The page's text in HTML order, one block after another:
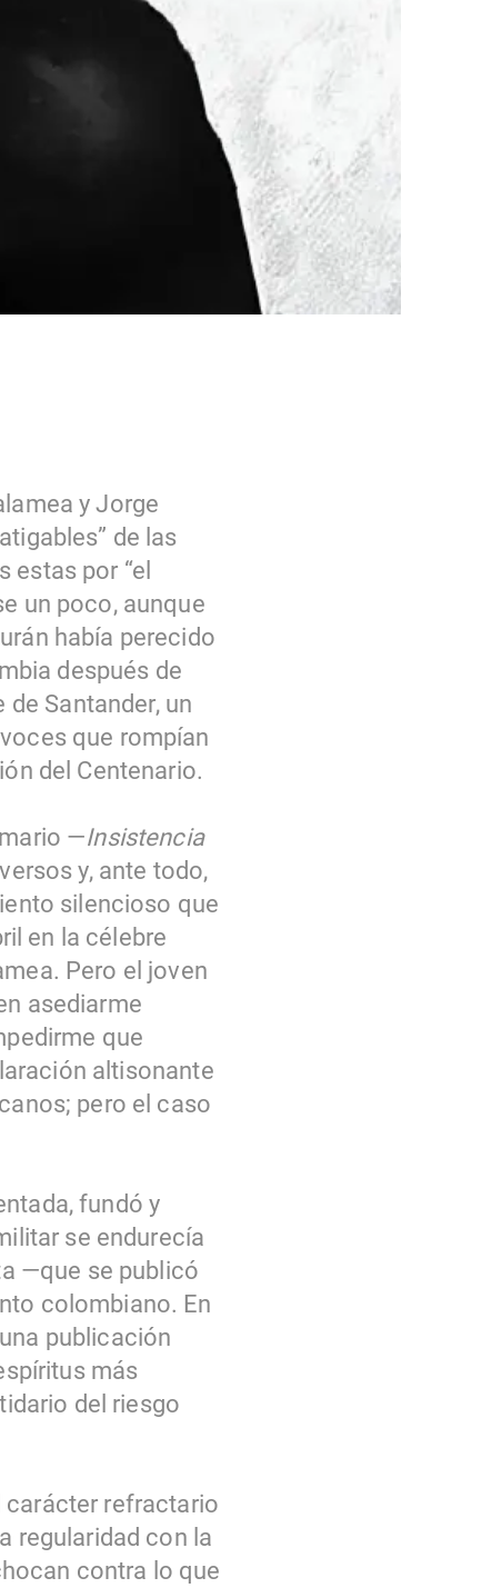
y Jorge
de las
por “el
un poco, aunque
había perecido
después de
Santander, un
que rompían
del Centenario.
—Insistencia
y, ante todo,
silencioso que
en la célebre
Pero el joven
asediarme
que
altisonante
pero el caso
fundó y
se endurecía
—que se publicó
colombiano. En
publicación
más
del riesgo
carácter refractario
regularidad con la
contra lo que